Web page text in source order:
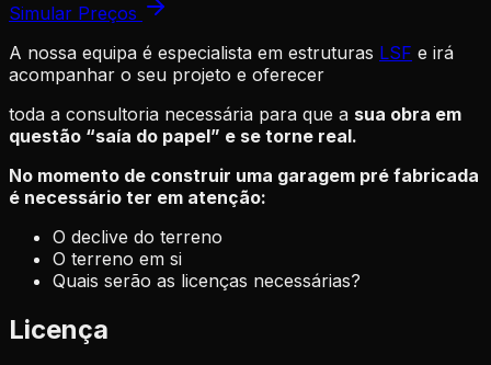
Simular Preços
A nossa equipa é especialista em estruturas LSF e irá
acompanhar o seu projeto e oferecer
toda a consultoria necessária para que a sua obra em
questão “saía do papel” e se torne real.
No momento de construir uma garagem pré fabricada
é necessário ter em atenção:
O declive do terreno
O terreno em si
Quais serão as licenças necessárias?
Licença